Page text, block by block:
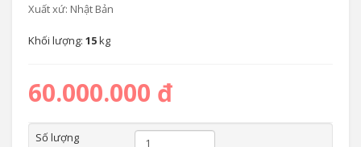
Xuất xứ: Nhật Bản
Khối lượng: 15kg
60.000.000 đ
Số lượng